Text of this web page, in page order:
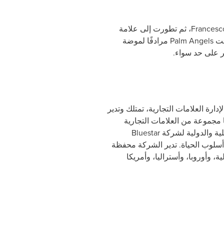
، ثم تطورت إلى علامة
Palm Angels مرادفًا لموضة
على حد سواء.
لإدارة العلامات التجارية، تمتلك وتدير
من العلامات التجارية
Bluestar
الحياة. تدير الشركة محفظة
تضم أكثر من 500 متجر في أمريكا الشمالية، وأوروبا، وأستراليا، وأمريكا